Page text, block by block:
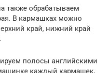
также обрабатываем
В кармашках можно
край, нижний край
полосы английскими
каждый кармашек,